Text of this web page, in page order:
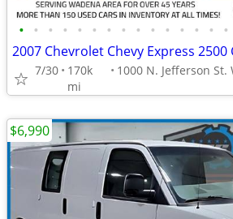
• • • • • • • • • • • • • • •
2007 Chevrolet Chevy Express 2500
7/30
170k
mi
$6,990